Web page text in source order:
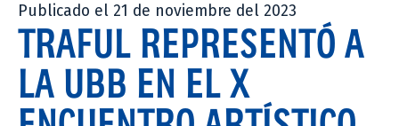
Publicado el 21 de noviembre del 2023
TRAFUL REPRESENTÓ A
LA UBB EN EL X